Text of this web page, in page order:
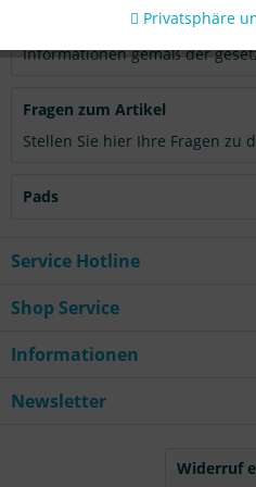
Produktsicherheit
Informationen gemäß der
Fragen zum Artikel
Stellen Sie hier Ihre Fragen zu
Pads
Service Hotline
Shop Service
Informationen
Newsletter
Widerruf
Privatsphäre